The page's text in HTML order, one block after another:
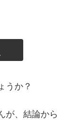
うか？
が、結論から